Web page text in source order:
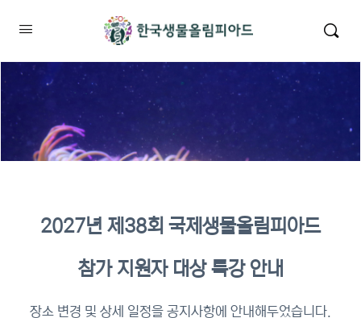
2027년 제38회 국제생물올림피아드
참가 지원자 대상 특강 안내
장소 변경 및 상세 일정을 공지사항에 안내해두었습니다.